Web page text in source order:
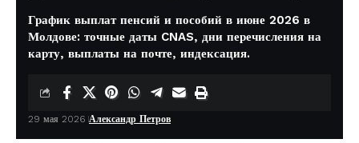
График выплат пенсий и пособий в июне 2026 в
Молдове: точные даты CNAS, дни перечисления на
карту, выплаты на почте, индексация.
29 мая 2026 Александр Петров